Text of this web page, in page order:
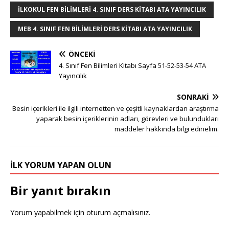
ILKOKUL FEN BILIMLERI 4. SINIF DERS KITABI ATA YAYINCILIK
MEB 4. SINIF FEN BILIMLERI DERS KITABI ATA YAYINCILIK
ÖNCEKI
4. Sınıf Fen Bilimleri Kitabı Sayfa 51-52-53-54 ATA
Yayıncılık
SONRAKI
Besin içerikleri ile ilgili internetten ve çeşitli kaynaklardan araştırma
yaparak besin içeriklerinin adları, görevleri ve bulundukları
maddeler hakkında bilgi edinelim.
İLK YORUM YAPAN OLUN
Bir yanıt bırakın
Yorum yapabilmek için oturum açmalısınız.